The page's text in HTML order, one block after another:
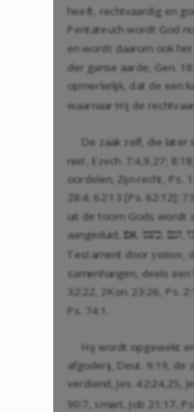
heeft, rechtvaardig en
Pentateuch wordt God
en wordt daarom ook
der ganse aarde, Gen.
opmerkelijk, dat de een
waarnaar Hij de
De zaak zelf, die later
niet, Ezech. 7:4 9 27 8:18
oordelen, Zijn recht, Ps.
28:4 ; 62:13 [Ps. 62:12]; 73
uit de toorn Gods wordt
aangeduid,
pa oek, Mnz,
Testament door yumov
samenhangen, deels
32:22 2Kon. 23:26 Ps.
Ps. 74:1
Hij wordt opgewekt
afgoderij, Deut. 9:19 , de
verdiend,Jes. 42:24 25
90:7 , smart,Job 21:17 ,